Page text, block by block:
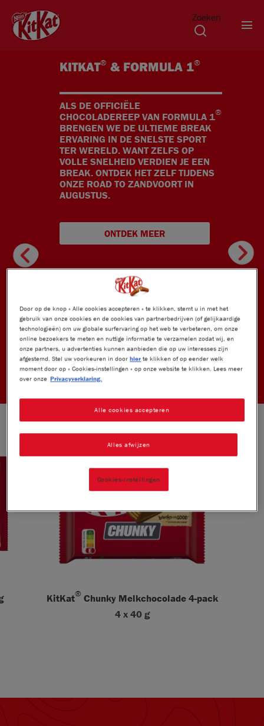
Zoeken
KITKAT® & FORMULA 1®
ALS DE OFFICIËLE
CHOCOLADEREEP VAN FORMULA 1®
BRENGEN WE DE ULTIEME BREAK
ERVARING IN DE SNELSTE SPORT
TER WERELD. WANT ZELFS OP
VOLLE SNELHEID VERDIEN JE EEN
BREAK. ONTDEK HET ZELF TIJDENS
ONZE ROAD TO ZANDVOORT IN
AUGUSTUS.
ONTDEK MEER
KitKat® Chunky Melkchocolade 4-pack
4 x 40 g
Door op de knop « Alle cookies accepteren » te klikken, stemt u in met het
gebruik van onze cookies en de cookies van partnerbedrijven (of gelijkaardige
technologieën) om uw globale surfervaring op het web te verbeteren, om onze
online bezoekers te meten en nuttige informatie te verzamelen zodat wij, en
onze partners, u advertenties kunnen aanbieden die op uw interesses zijn
afgestemd. Stel uw voorkeuren in doorhier te klikken of op eender welk
moment door op « Cookies-instellingen » op onze website te klikken. Lees meer
over onze Privacyverklaring.
Alles afwijzen
Alle cookies accepteren
Cookies-instellingen